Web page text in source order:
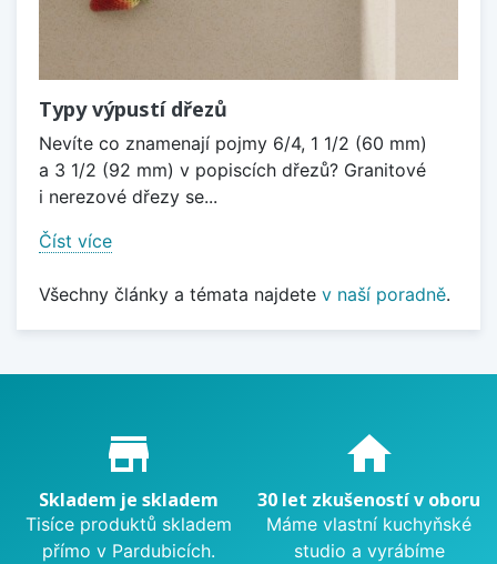
Typy výpustí dřezů
Nevíte co znamenají pojmy 6/4, 1 1/2 (60 mm)
a 3 1/2 (92 mm) v popiscích dřezů? Granitové
i nerezové dřezy se...
Číst více
Všechny články a témata najdete v naší poradně.
Proč nakupovat u nás?
store_mall_directory
Skladem je skladem
Tisíce produktů skladem
přímo v Pardubicích.
home
30 let zkušeností v oboru
Máme vlastní kuchyňské
studio a vyrábíme